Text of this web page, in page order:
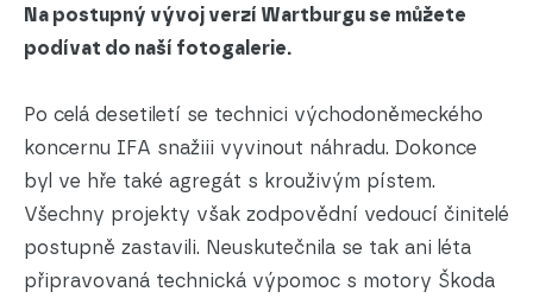
Na postupný vývoj verzí Wartburgu se můžete
podívat do naší fotogalerie.
Po celá desetiletí se technici východoněmeckého
koncernu IFA snažiii vyvinout náhradu. Dokonce
byl ve hře také agregát s krouživým pístem.
Všechny projekty však zodpovědní vedoucí činitelé
postupně zastavili. Neuskutečnila se tak ani léta
připravovaná technická výpomoc s motory Škoda